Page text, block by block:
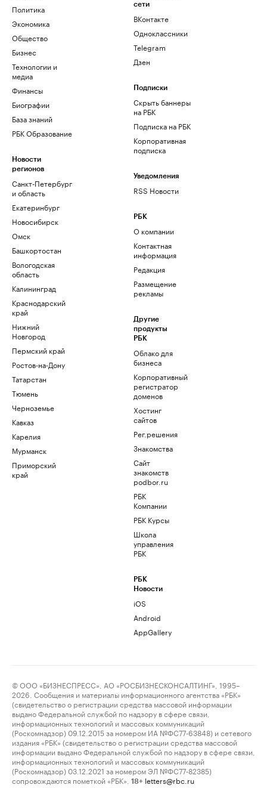
Политика
Экономика
Общество
Бизнес
Технологии и
медиа
Финансы
Биографии
База знаний
РБК Образование
Новости
регионов
Санкт-Петербург
и область
Екатеринбург
Новосибирск
Омск
Башкортостан
Вологодская
область
Калининград
Краснодарский
край
Нижний
Новгород
Пермский край
Ростов-на-Дону
Татарстан
Тюмень
Черноземье
Кавказ
Карелия
Мурманск
Приморский
край
сети
ВКонтакте
Одноклассники
Telegram
Дзен
Подписки
Скрыть баннеры
на РБК
Подписка на РБК
Корпоративная
подписка
Уведомления
RSS Новости
РБК
О компании
Контактная
информация
Редакция
Размещение
рекламы
Другие
продукты
РБК
Облако для
бизнеса
Корпоративный
регистратор
доменов
Хостинг
сайтов
Рег.решения
Знакомства
Сайт
знакомств
podbor.ru
РБК
Компании
РБК Курсы
Школа
управления
РБК
РБК
Новости
iOS
Android
AppGallery
© ООО «БИЗНЕСПРЕСС», АО «РОСБИЗНЕСКОНСАЛТИНГ», 1995–
2026. Сообщения и материалы информационного агентства «РБК»
(свидетельство о регистрации средства массовой информации
выдано Федеральной службой по надзору в сфере связи,
информационных технологий и массовых коммуникаций
(Роскомнадзор) 09.12.2015 за номером ИА №ФС77-63848) и сетевого
издания «РБК» (свидетельство о регистрации средства массовой
информации выдано Федеральной службой по надзору в сфере связи,
информационных технологий и массовых коммуникаций
(Роскомнадзор) 03.12.2021 за номером ЭЛ №ФС77-82385)
сопровождаются пометкой «РБК».
18+ letters@rbc.ru